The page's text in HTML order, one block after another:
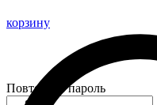
корзину
Повторите пароль